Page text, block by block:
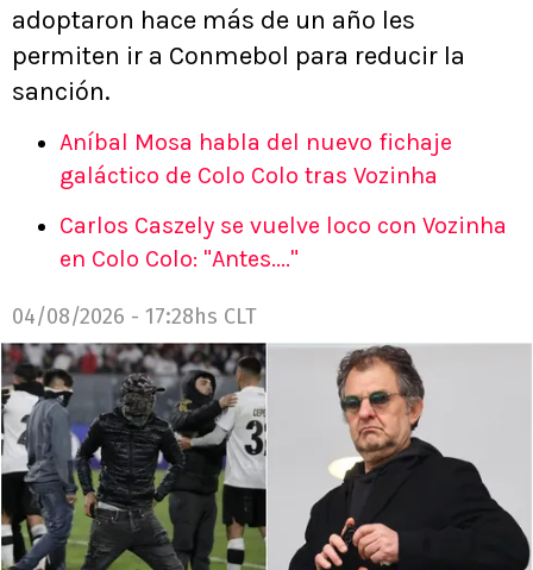
adoptaron hace más de un año les
permiten ir a Conmebol para reducir la
sanción.
Aníbal Mosa habla del nuevo fichaje
galáctico de Colo Colo tras Vozinha
Carlos Caszely se vuelve loco con Vozinha
en Colo Colo: "Antes...."
04/08/2026 - 17:28hs CLT